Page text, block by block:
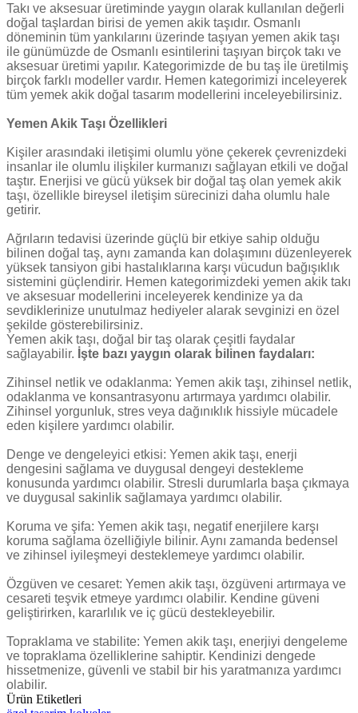
Takı ve aksesuar üretiminde yaygın olarak kullanılan değerli
doğal taşlardan birisi de yemen akik taşıdır. Osmanlı
döneminin tüm yankılarını üzerinde taşıyan yemen akik taşı
ile günümüzde de Osmanlı esintilerini taşıyan birçok takı ve
aksesuar üretimi yapılır. Kategorimizde de bu taş ile üretilmiş
birçok farklı modeller vardır. Hemen kategorimizi inceleyerek
tüm yemek akik doğal tasarım modellerini inceleyebilirsiniz.
Yemen Akik Taşı Özellikleri
Kişiler arasındaki iletişimi olumlu yöne çekerek çevrenizdeki
insanlar ile olumlu ilişkiler kurmanızı sağlayan etkili ve doğal
taştır. Enerjisi ve gücü yüksek bir doğal taş olan yemek akik
taşı, özellikle bireysel iletişim sürecinizi daha olumlu hale
getirir.
Ağrıların tedavisi üzerinde güçlü bir etkiye sahip olduğu
bilinen doğal taş, aynı zamanda kan dolaşımını düzenleyerek
yüksek tansiyon gibi hastalıklarına karşı vücudun bağışıklık
sistemini güçlendirir. Hemen kategorimizdeki yemen akik takı
ve aksesuar modellerini inceleyerek kendinize ya da
sevdiklerinize unutulmaz hediyeler alarak sevginizi en özel
şekilde gösterebilirsiniz.
Yemen akik taşı, doğal bir taş olarak çeşitli faydalar
sağlayabilir. İşte bazı yaygın olarak bilinen faydaları:
Zihinsel netlik ve odaklanma: Yemen akik taşı, zihinsel netlik,
odaklanma ve konsantrasyonu artırmaya yardımcı olabilir.
Zihinsel yorgunluk, stres veya dağınıklık hissiyle mücadele
eden kişilere yardımcı olabilir.
Denge ve dengeleyici etkisi: Yemen akik taşı, enerji
dengesini sağlama ve duygusal dengeyi destekleme
konusunda yardımcı olabilir. Stresli durumlarla başa çıkmaya
ve duygusal sakinlik sağlamaya yardımcı olabilir.
Koruma ve şifa: Yemen akik taşı, negatif enerjilere karşı
koruma sağlama özelliğiyle bilinir. Aynı zamanda bedensel
ve zihinsel iyileşmeyi desteklemeye yardımcı olabilir.
Özgüven ve cesaret: Yemen akik taşı, özgüveni artırmaya ve
cesareti teşvik etmeye yardımcı olabilir. Kendine güveni
geliştirirken, kararlılık ve iç gücü destekleyebilir.
Topraklama ve stabilite: Yemen akik taşı, enerjiyi dengeleme
ve topraklama özelliklerine sahiptir. Kendinizi dengede
hissetmenize, güvenli ve stabil bir his yaratmanıza yardımcı
olabilir.
Ürün Etiketleri